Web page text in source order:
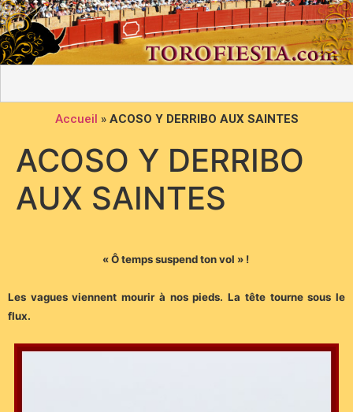
Accueil » ACOSO Y DERRIBO AUX SAINTES
ACOSO Y DERRIBO
AUX SAINTES
« Ô temps suspend ton vol » !
Les vagues viennent mourir à nos pieds. La tête tourne sous le
flux.